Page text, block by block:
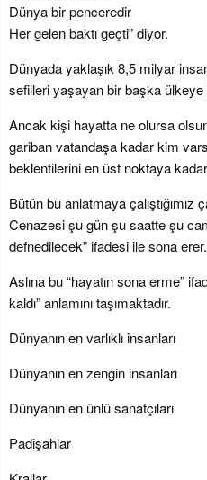
Dünya bir penceredir
Her gelen baktı geçti” diyor.
Dünyada yaklaşık 8,5 milyar
sefilleri yaşayan bir başka
Ancak kişi hayatta ne olursa
gariban vatandaşa kadar kim
beklentilerini en üst noktaya kadar
Bütün bu anlatmaya
Cenazesi şu gün şu saatte şu
defnedilecek” ifadesi ile sona erer.
Aslına bu “hayatın sona erme”
kaldı” anlamını taşımaktadır.
Dünyanın en varlıklı insanları
Dünyanın en zengin insanları
Dünyanın en ünlü sanatçıları
Padişahlar